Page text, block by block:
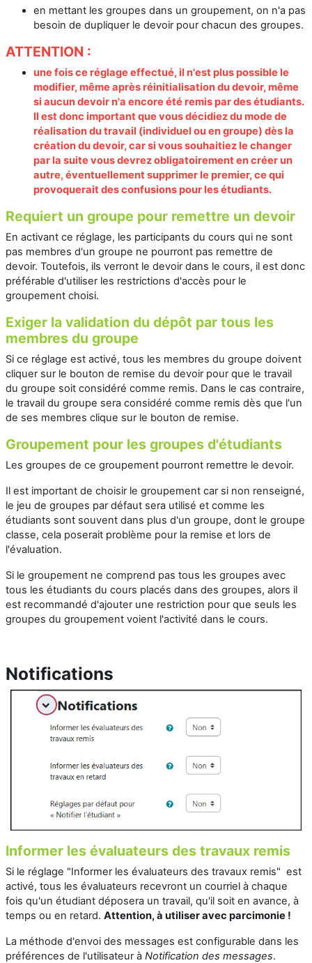
en mettant les groupes dans un groupement, on n'a pas
besoin de dupliquer le devoir pour chacun des groupes.
ATTENTION :
une fois ce réglage effectué, il n'est plus possible le
modifier, même après réinitialisation du devoir, même
si aucun devoir n'a encore été remis par des étudiants.
Il est donc important que vous décidiez du mode de
réalisation du travail (individuel ou en groupe) dès la
création du devoir, car si vous souhaitiez le changer
par la suite vous devrez obligatoirement en créer un
autre, éventuellement supprimer le premier, ce qui
provoquerait des confusions pour les étudiants.
Requiert un groupe pour remettre un devoir
En activant ce réglage, les participants du cours qui ne sont
pas membres d'un groupe ne pourront pas remettre de
devoir. Toutefois, ils verront le devoir dans le cours, il est donc
préférable d'utiliser les restrictions d'accès pour le
groupement choisi.
Exiger la validation du dépôt par tous les
membres du groupe
Si ce réglage est activé, tous les membres du groupe doivent
cliquer sur le bouton de remise du devoir pour que le travail
du groupe soit considéré comme remis. Dans le cas contraire,
le travail du groupe sera considéré comme remis dès que l'un
de ses membres clique sur le bouton de remise.
Groupement pour les groupes d'étudiants
Les groupes de ce groupement pourront remettre le devoir.
Il est important de choisir le groupement car si non renseigné,
le jeu de groupes par défaut sera utilisé et comme les
étudiants sont souvent dans plus d'un groupe, dont le groupe
classe, cela poserait problème pour la remise et lors de
l'évaluation.
Si le groupement ne comprend pas tous les groupes avec
tous les étudiants du cours placés dans des groupes, alors il
est recommandé d'ajouter une restriction pour que seuls les
groupes du groupement voient l'activité dans le cours.
Notifications
Informer les évaluateurs des travaux remis
Si le réglage "Informer les évaluateurs des travaux remis" est
activé, tous les évaluateurs recevront un courriel à chaque
fois qu'un étudiant déposera un travail, qu'il soit en avance, à
temps ou en retard. Attention, à utiliser avec parcimonie !
La méthode d'envoi des messages est configurable dans les
préférences de l'utilisateur à Notification des messages.